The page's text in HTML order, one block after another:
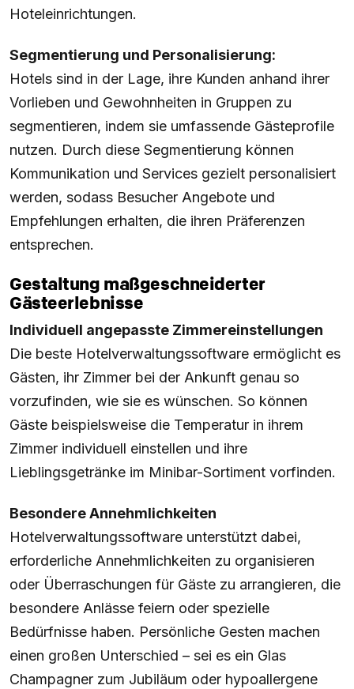
Hoteleinrichtungen.
Segmentierung und Personalisierung:
Hotels sind in der Lage, ihre Kunden anhand ihrer
Vorlieben und Gewohnheiten in Gruppen zu
segmentieren, indem sie umfassende Gästeprofile
nutzen. Durch diese Segmentierung können
Kommunikation und Services gezielt personalisiert
werden, sodass Besucher Angebote und
Empfehlungen erhalten, die ihren Präferenzen
entsprechen.
Gestaltung maßgeschneiderter
Gästeerlebnisse
Individuell angepasste Zimmereinstellungen
Die beste Hotelverwaltungssoftware ermöglicht es
Gästen, ihr Zimmer bei der Ankunft genau so
vorzufinden, wie sie es wünschen. So können
Gäste beispielsweise die Temperatur in ihrem
Zimmer individuell einstellen und ihre
Lieblingsgetränke im Minibar-Sortiment vorfinden.
Besondere Annehmlichkeiten
Hotelverwaltungssoftware unterstützt dabei,
erforderliche Annehmlichkeiten zu organisieren
oder Überraschungen für Gäste zu arrangieren, die
besondere Anlässe feiern oder spezielle
Bedürfnisse haben. Persönliche Gesten machen
einen großen Unterschied – sei es ein Glas
Champagner zum Jubiläum oder hypoallergene